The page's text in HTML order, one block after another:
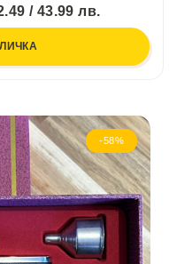
/ 43.99 лв.
-58%